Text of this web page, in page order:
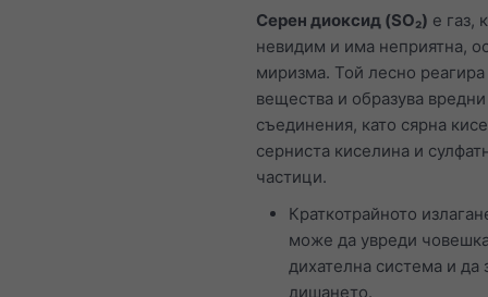
Серен диоксид (SO₂) е газ,
невидим и има неприятна,
миризма. Той лесно реагира
вещества и образува вредни
съединения, като сярна
серниста киселина и
частици.
Краткотрайното
може да увреди
дихателна система и да
дишането.